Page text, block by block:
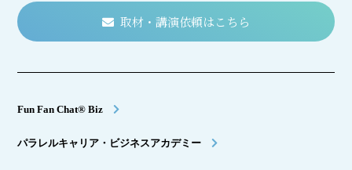
取材・講演依頼はこちら
Fun Fan Chat® Biz
パラレルキャリア・ビジネスアカデミー